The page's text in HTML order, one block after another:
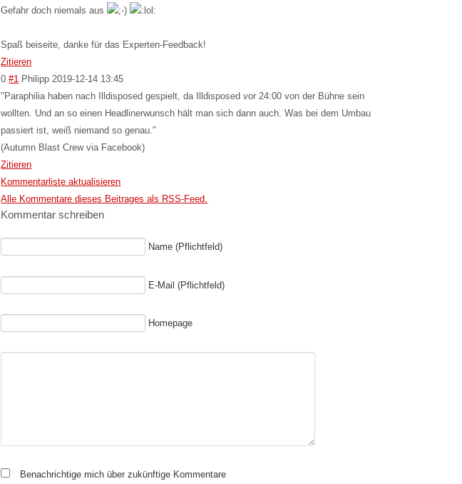
Gefahr doch niemals aus
Spaß beiseite, danke für das Experten-Feedback!
Zitieren
0 #1 Philipp 2019-12-14 13:45
"Paraphilia haben nach Illdisposed gespielt, da Illdisposed vor 24:00 von der Bühne sein
wollten. Und an so einen Headlinerwunsch hält man sich dann auch. Was bei dem Umbau
passiert ist, weiß niemand so genau."
(Autumn Blast Crew via Facebook)
Zitieren
Kommentarliste aktualisieren
Alle Kommentare dieses Beitrages als RSS-Feed.
Kommentar schreiben
Name (Pflichtfeld)
E-Mail (Pflichtfeld)
Homepage
Benachrichtige mich über zukünftige Kommentare